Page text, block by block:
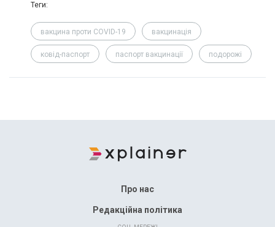
Теги:
вакцина проти COVID-19 вакцинація
ковід-паспорт паспорт вакцинації подорожі
Про нас
Редакційна політика